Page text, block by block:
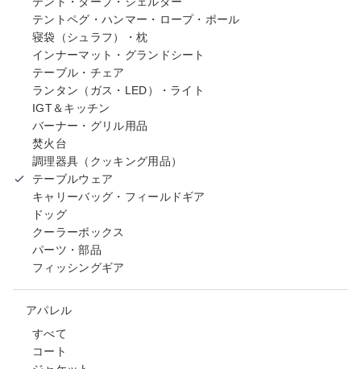
テントペグ・ハンマー・ロープ・ポール
寝袋（シュラフ）・枕
インナーマット・グランドシート
テーブル・チェア
ランタン（ガス・LED）・ライト
IGT＆キッチン
バーナー・グリル用品
焚火台
調理器具（クッキング用品）
テーブルウェア
キャリーバッグ・フィールドギア
ドッグ
クーラーボックス
パーツ・部品
フィッシングギア
アパレル
すべて
コート